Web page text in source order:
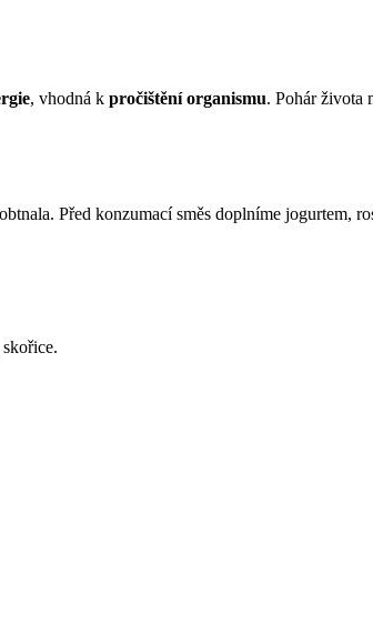
, vhodná k pročištění organismu. Pohár života
Před konzumací směs doplníme jogurtem,